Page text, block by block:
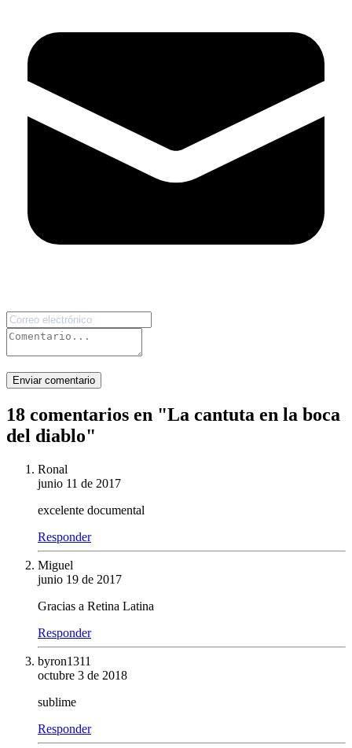
Enviar comentario
18 comentarios en "La cantuta en la boca
del diablo"
Ronal
junio 11 de 2017
excelente documental
Responder
Miguel
junio 19 de 2017
Gracias a Retina Latina
Responder
byron1311
octubre 3 de 2018
sublime
Responder